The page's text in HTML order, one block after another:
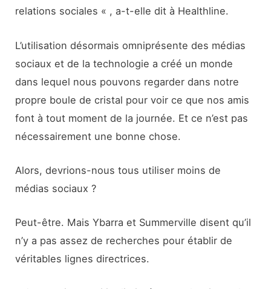
relations sociales « , a-t-elle dit à Healthline.
L’utilisation désormais omniprésente des médias
sociaux et de la technologie a créé un monde
dans lequel nous pouvons regarder dans notre
propre boule de cristal pour voir ce que nos amis
font à tout moment de la journée. Et ce n’est pas
nécessairement une bonne chose.
Alors, devrions-nous tous utiliser moins de
médias sociaux ?
Peut-être. Mais Ybarra et Summerville disent qu’il
n’y a pas assez de recherches pour établir de
véritables lignes directrices.